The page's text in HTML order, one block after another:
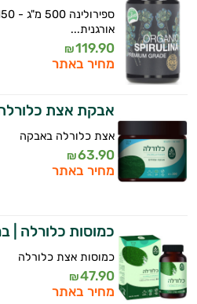
אוניה דה גאטו
אורגנו
אסטרגלוס
אצות
בוסווילה
ג'ימנמה
אורגנית...
119.90
₪
מחיר באתר
אבקת אצת
אצת כלורלה באבקה
63.90
₪
מחיר באתר
כמוסות כלורלה |
כמוסות אצת כלורלה
47.90
₪
מחיר באתר